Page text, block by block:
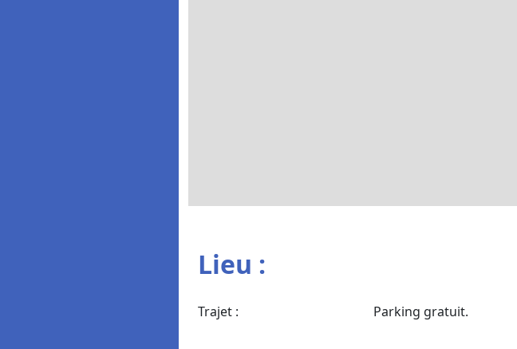
Lieu :
Trajet : Parking gratuit.